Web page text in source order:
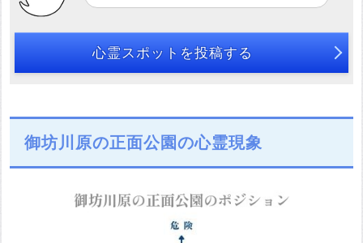
心霊スポットを投稿する
御坊川原の正面公園の心霊現象